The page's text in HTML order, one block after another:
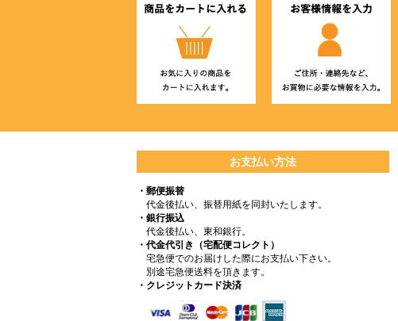
お支払い方法
・郵便振替
代金後払い、振替用紙を同封いたします。
・銀行振込
代金後払い、東和銀行。
・代金代引き（宅配便コレクト）
宅急便でのお届けした際にお支払い下さい。
別途宅急便送料を頂きます。
・クレジットカード決済